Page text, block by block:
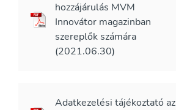
hozzájárulás MVM
Innovátor magazinban
szereplők számára
(2021.06.30)
Adatkezelési tájékoztató az